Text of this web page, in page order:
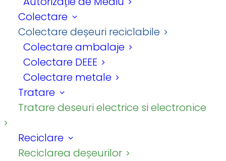
Colectare
Colectare deșeuri reciclabile
Colectare ambalaje
Colectare DEEE
Colectare metale
Tratare
Tratare deseuri electrice si electronice
Reciclare
Reciclarea deșeurilor
2026
• 10 Minute
Cum transformă
digitalizarea
colectarea deșeurilor
și eficientizează
procesul de reciclare
By Andreea Petcu